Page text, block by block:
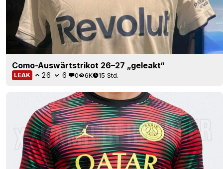
Como-Auswärtstrikot 26–27 „geleakt“
LEAK 26 6 0 6K 15 Std.